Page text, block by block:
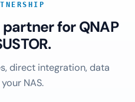
for QNAP
direct integration, data
NAS.